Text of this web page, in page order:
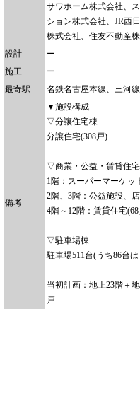
サワホーム株式会社、
ション株式会社、JR西
株式会社、住友不動産
設計
ー
施工
ー
最寄駅
名鉄名古屋本線、三河
備考
▼施設構成
▽分譲住宅棟
分譲住宅(308戸)
▽商業・公益・賃貸住
1階：スーパーマーケッ
2階、3階：公益施設、
4階～12階：賃貸住宅
▽駐車場棟
駐車場511台(うち86台
当初計画：地上23階＋
戸